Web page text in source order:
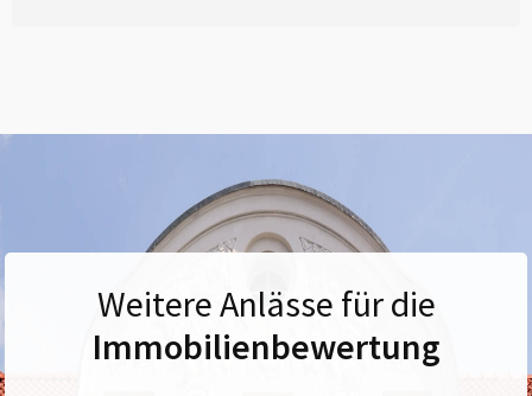
Weitere Anlässe für die
Immobilienbewertung